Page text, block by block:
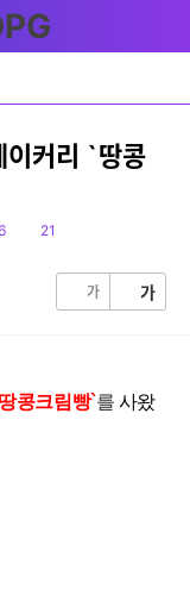
이커리 `땅콩
댓
21
가 가
콩크림빵`를 사왔
세부정보 열기/접기